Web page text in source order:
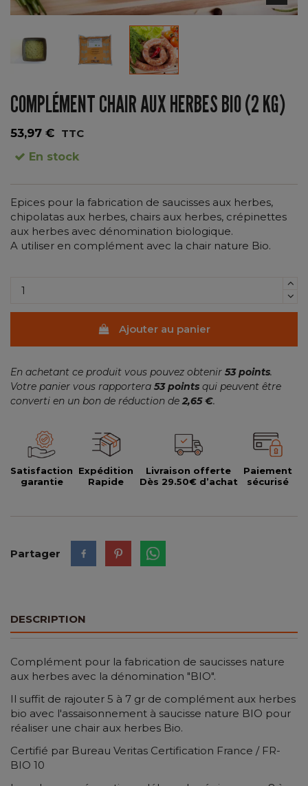
COMPLÉMENT CHAIR AUX HERBES BIO (2 KG)
53,97 € TTC
En stock
Epices pour la fabrication de saucisses aux herbes,
chipolatas aux herbes, chairs aux herbes, crépinettes
aux herbes avec dénomination biologique.
A utiliser en complément avec la chair nature Bio.
Ajouter au panier
En achetant ce produit vous pouvez obtenir 53 points.
Votre panier vous rapportera 53points qui peuvent être
converti en un bon de réduction de 2,65 €.
Satisfaction
garantie
Expédition
Rapide
Livraison offerte
Dès 29.50€ d’achat
Paiement
sécurisé
Partager
DESCRIPTION
Complément pour la fabrication de saucisses nature
aux herbes avec la dénomination "BIO".
Il suffit de rajouter 5 à 7 gr de complément aux herbes
bio avec l'assaisonnement à saucisse nature BIO pour
réaliser une chair aux herbes Bio.
Certifié par Bureau Veritas Certification France / FR-
BIO 10